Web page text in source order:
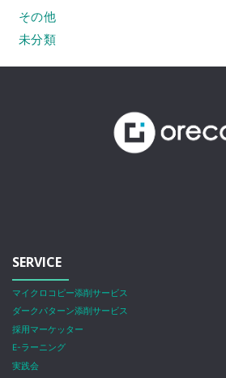
その他
未分類
SERVICE
マイクロコピー添削サービス
ダークパターン添削サービス
採用マーケッター
E-ラーニング
実践会